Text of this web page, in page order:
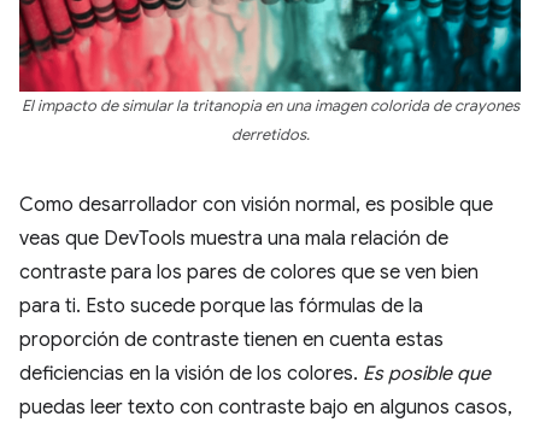
El impacto de simular la tritanopia en una imagen colorida de crayones
derretidos.
Como desarrollador con visión normal, es posible que
veas que DevTools muestra una mala relación de
contraste para los pares de colores que se ven bien
para ti. Esto sucede porque las fórmulas de la
proporción de contraste tienen en cuenta estas
deficiencias en la visión de los colores. Es posible que
puedas leer texto con contraste bajo en algunos casos,